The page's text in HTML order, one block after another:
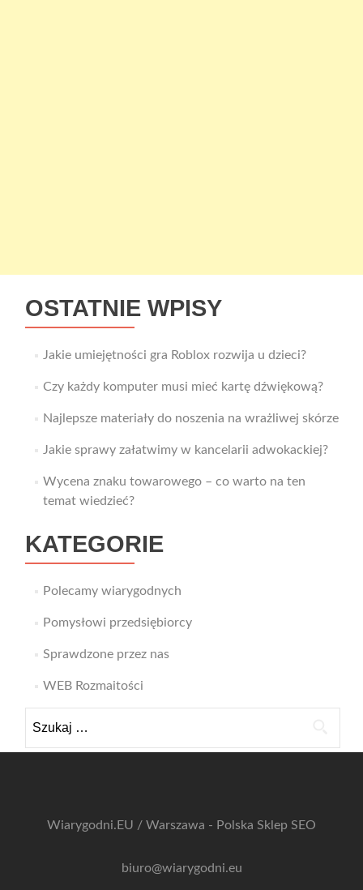
OSTATNIE WPISY
Jakie umiejętności gra Roblox rozwija u dzieci?
Czy każdy komputer musi mieć kartę dźwiękową?
Najlepsze materiały do noszenia na wrażliwej skórze
Jakie sprawy załatwimy w kancelarii adwokackiej?
Wycena znaku towarowego – co warto na ten
temat wiedzieć?
KATEGORIE
Polecamy wiarygodnych
Pomysłowi przedsiębiorcy
Sprawdzone przez nas
WEB Rozmaitości
Wiarygodni.EU / Warszawa - Polska Sklep SEO
biuro@wiarygodni.eu